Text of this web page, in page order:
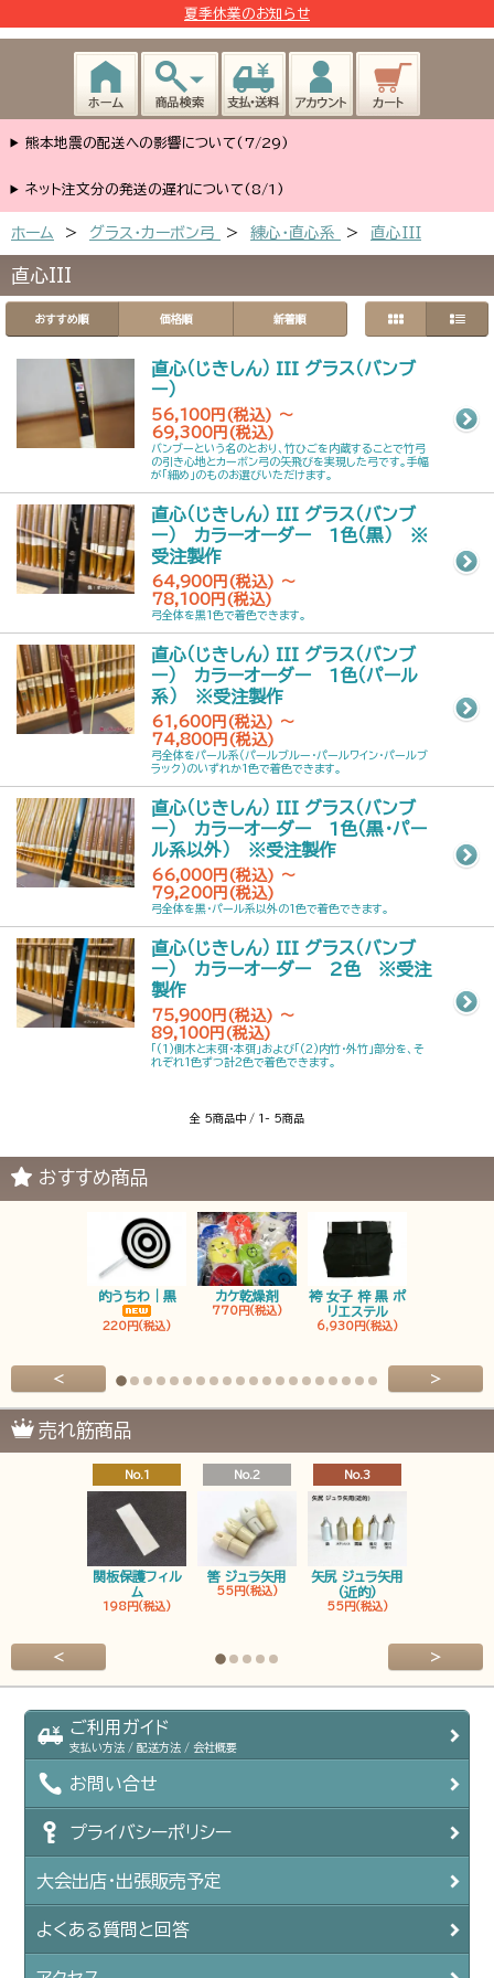
夏季休業のお知らせ
熊本地震の配送への影響について(7/29)
ネット注文分の発送の遅れについて(8/1)
ホーム > グラス・カーボン弓 > 練心・直心系 > 直心III
直心III
おすすめ順 価格順 新着順
直心（じきしん） III グラス（バンブ
ー）
56,100円(税込) ～
69,300円(税込)
バンブーという名のとおり、竹ひごを内蔵することで竹弓
の引き心地とカーボン弓の矢飛びを実現した弓です。手幅
が「細め」のものお選びいただけます。
直心（じきしん） III グラス（バンブ
ー） カラーオーダー 1色（黒） ※
受注製作
64,900円(税込) ～
78,100円(税込)
弓全体を黒1色で着色できます。
直心（じきしん） III グラス（バンブ
ー） カラーオーダー 1色（パール
系） ※受注製作
61,600円(税込) ～
74,800円(税込)
弓全体をパール系（パールブルー・パールワイン・パールブ
ラック）のいずれか1色で着色できます。
直心（じきしん） III グラス（バンブ
ー） カラーオーダー 1色（黒・パー
ル系以外） ※受注製作
66,000円(税込) ～
79,200円(税込)
弓全体を黒・パール系以外の1色で着色できます。
直心（じきしん） III グラス（バンブ
ー） カラーオーダー 2色 ※受注
製作
75,900円(税込) ～
89,100円(税込)
「(1)側木と末弭・本弭」および「(2)内竹・外竹」部分を、そ
れぞれ1色ずつ計2色で着色できます。
全 5商品中 / 1- 5商品
おすすめ商品
的うちわ｜黒
220円(税込)
カケ乾燥剤
770円(税込)
袴 女子 梓 黒 ポ
リエステル
6,930円(税込)
< >
売れ筋商品
No.1
関板保護フィル
ム
198円(税込)
No.2
筈 ジュラ矢用
55円(税込)
No.3
矢尻 ジュラ矢用
(近的)
55円(税込)
< >
ご利用ガイド
支払い方法 / 配送方法 / 会社概要
お問い合せ
プライバシーポリシー
大会出店・出張販売予定
よくある質問と回答